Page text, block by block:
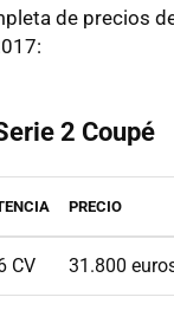
de precios
2 Coupé
PRECIO
CV 31.800